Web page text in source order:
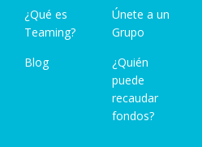
¿Qué es
Teaming?
Blog
Únete a un
Grupo
¿Quién
puede
recaudar
fondos?